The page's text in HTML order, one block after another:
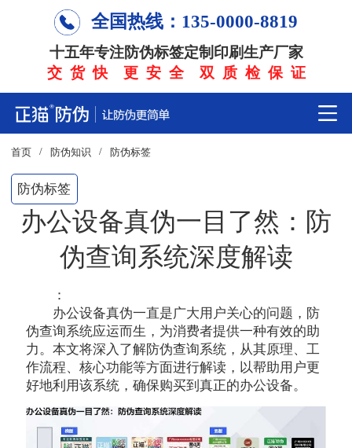
全国热线：135-0000-8819
十五年专注防伪标签定制印刷生产厂家
交 货 快 更 安 全 双 质 检 保 证
首页 / 防伪知识 / 防伪标签
防伪标签
办公设备真伪一目了然：防
伪查询系统深度解读
：
办公设备真伪一直是广大用户关心的问题，防
伪查询系统应运而生，为消费者提供一种有效的助
力。本文将深入了解防伪查询系统，从其原理、工
作流程、核心功能等方面进行解读，以帮助用户更
好地利用该系统，确保购买到真正的办公设备。